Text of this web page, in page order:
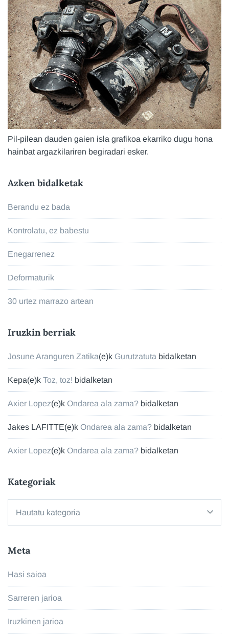
Pil-pilean dauden gaien isla grafikoa ekarriko dugu hona
hainbat argazkilariren begiradari esker.
Azken bidalketak
Berandu ez bada
Kontrolatu, ez babestu
Enegarrenez
Deformaturik
30 urtez marrazo artean
Iruzkin berriak
Josune Aranguren Zatika(e)k Gurutzatuta bidalketan
Kepa(e)k Toz, toz! bidalketan
Axier Lopez(e)k Ondarea ala zama? bidalketan
Jakes LAFITTE(e)k Ondarea ala zama? bidalketan
Axier Lopez(e)k Ondarea ala zama? bidalketan
Kategoriak
Meta
Hasi saioa
Sarreren jarioa
Iruzkinen jarioa